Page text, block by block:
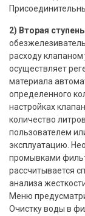
2) Вторая
расходу клапаном
осуществляет
материала
определенного
настройках
количество
пользователем
эксплуатацию.
промывками
рассчитывается
анализа
Меню
Очистку воды в